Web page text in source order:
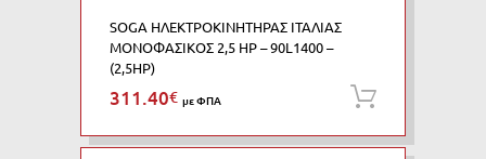
SOGA ΗΛΕΚΤΡΟΚΙΝΗΤΗΡΑΣ ΙΤΑΛΙΑΣ
ΜΟΝΟΦΑΣΙΚΟΣ 2,5 HP – 90L1400 –
(2,5HP)
311.40€ με ΦΠΑ